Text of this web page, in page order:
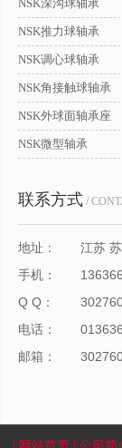
NSK深沟球轴承
NSK推力球轴承
NSK调心球轴承
NSK角接触球轴承
NSK外球面轴承座
NSK微型轴承
联系方式 /
地址：
江苏
手机：
Q Q：
电话：
邮箱：